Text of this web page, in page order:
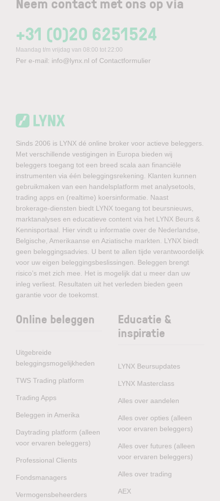
+31 (0)20 6251524
Maandag t/m vrijdag van 08:00 tot 22:00
Per e-mail: info@lynx.nl of Contactformulier
Sinds 2006 is LYNX dé online broker voor actieve beleggers.
Met verschillende vestigingen in Europa bieden wij
beleggers toegang tot een breed scala aan financiële
instrumenten via één beleggingsrekening. Klanten kunnen
gebruikmaken van een handelsplatform met analysetools,
trading apps en (realtime) koersinformatie. Naast
brokerage-diensten biedt LYNX toegang tot beursnieuws,
marktanalyses en educatieve content via het LYNX Beurs &
Kennisportaal. Hier vindt u informatie over de Nederlandse,
Belgische, Amerikaanse en Aziatische markten. LYNX biedt
geen beleggingsadvies. U bent te allen tijde verantwoordelijk
voor uw eigen beleggingsbeslissingen. Beleggen brengt
risico’s met zich mee. Het is mogelijk dat u meer dan uw
inleg verliest. Resultaten uit het verleden bieden geen
garantie voor de toekomst.
Online beleggen
Uitgebreide
beleggingsmogelijkheden
TWS Trading platform
Trading Apps
Beleggen in Amerika
Daytrading platform (alleen
voor ervaren beleggers)
Professional Clients
Fondsmanagers
Vermogensbeheerders
Educatie &
inspiratie
LYNX Beursupdates
LYNX Masterclass
Alles over aandelen
Alles over opties (alleen
voor ervaren beleggers)
Alles over futures (alleen
voor ervaren beleggers)
Alles over trading
AEX